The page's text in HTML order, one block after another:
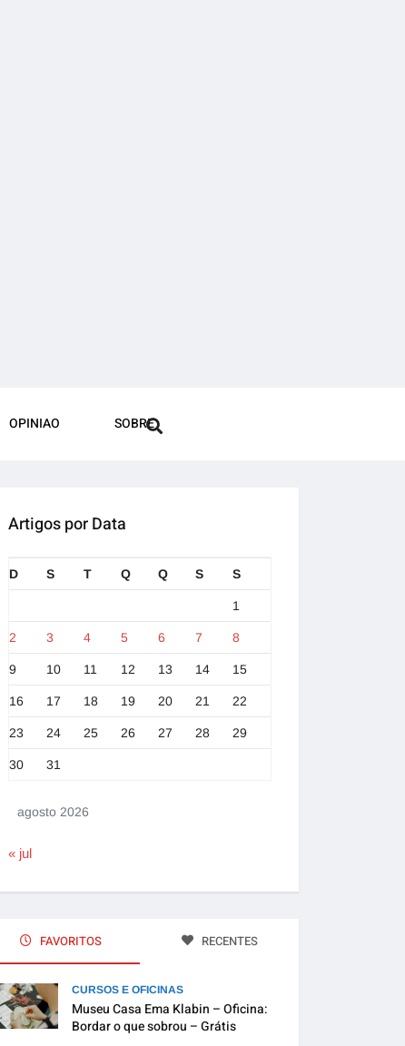
OPINIAO SOBRE
Artigos por Data
agosto 2026
D S T Q Q S S
1
2 3 4 5 6 7 8
9 10 11 12 13 14 15
16 17 18 19 20 21 22
23 24 25 26 27 28 29
30 31
« jul
FAVORITOS RECENTES
CURSOS E OFICINAS
Museu Casa Ema Klabin – Oficina:
Bordar o que sobrou – Grátis